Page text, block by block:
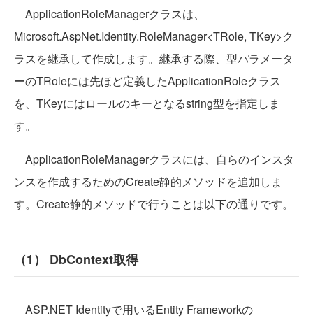
ApplicationRoleManagerクラスは、
Microsoft.AspNet.Identity.RoleManager<TRole, TKey>ク
ラスを継承して作成します。継承する際、型パラメータ
ーのTRoleには先ほど定義したApplicationRoleクラス
を、TKeyにはロールのキーとなるstring型を指定しま
す。
ApplicationRoleManagerクラスには、自らのインスタ
ンスを作成するためのCreate静的メソッドを追加しま
す。Create静的メソッドで行うことは以下の通りです。
（1） DbContext取得
ASP.NET Identityで用いるEntity Frameworkの